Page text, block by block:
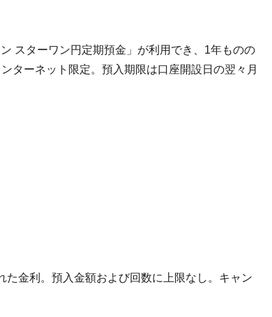
スターワン円定期預金」が利用でき、1年ものの
ターネット限定。預入期限は口座開設日の翌々月
金利。預入金額および回数に上限なし。キャン